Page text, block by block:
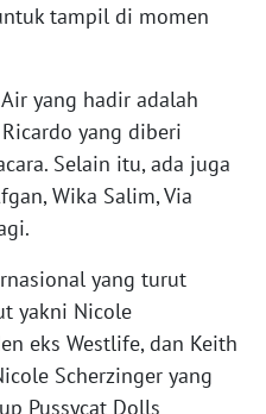
tampil di momen
yang hadir adalah
yang diberi
Selain itu, ada juga
Wika Salim, Via
yang turut
yakni Nicole
eks Westlife, dan Keith
Scherzinger yang
Pussycat Dolls